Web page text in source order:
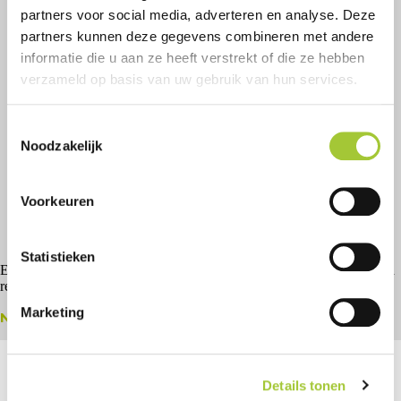
partners voor social media, adverteren en analyse. Deze
partners kunnen deze gegevens combineren met andere
informatie die u aan ze heeft verstrekt of die ze hebben
verzameld op basis van uw gebruik van hun services.
m
n
Noodzakelijk
Voorkeuren
Statistieken
Marketing
Details tonen
Een nieuw product op de markt brengen of is jouw bedrijf toe aan een
rebranding? Wij gaan graag de uitdaging aan!
Naar het contactformulier